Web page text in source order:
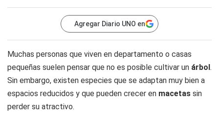
Agregar Diario UNO en
Muchas personas que viven en departamento o casas
pequeñas suelen pensar que no es posible cultivar un árbol.
Sin embargo, existen especies que se adaptan muy bien a
espacios reducidos y que pueden crecer en macetas sin
perder su atractivo.